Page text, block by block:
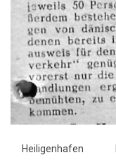
Heiligenhafen